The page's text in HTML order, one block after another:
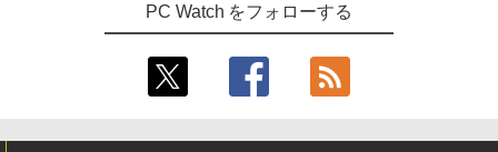
付きノートパソコン 初心者向け Window
s11 初期設定済 Webカメラ zoom 日本語
8GB SSD1TB(最大) 大容量バッテリービ
ジネス 大学生 プレゼント 学生向け
中古美品 フルHD 23.8インチ液晶一体型
Fujitsu ESPRIMO K558/B (FMVK1000
1) / Windows11/ 超高性能 第9世代Core
i5-9500T/ 8GB/ 爆速256GB-SSD/ Office
付き/ Win11【デスクトップ 中古パソコ
万色 300nits ΔE＜1 低ブルーライト 大
画面 TÜV認証 目にやさしい 調整可能な
PC Watch をフォローする